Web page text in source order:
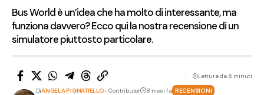
Bus World è un’idea che ha molto di interessante, ma
funziona davvero? Ecco qui la nostra recensione di un
simulatore piuttosto particolare.
DiANGELA PIGNATIELLO- Contributor 8 mesi fa RECENSIONI
Lettura da 6 minuti